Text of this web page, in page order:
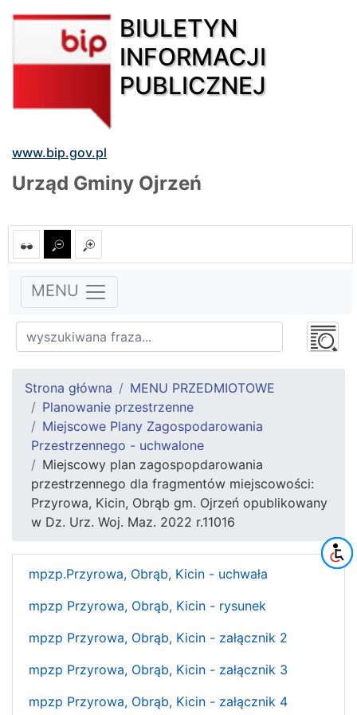
BIULETYN
INFORMACJI
PUBLICZNEJ
www.bip.gov.pl
Urząd Gminy Ojrzeń
MENU
Strona główna
MENU PRZEDMIOTOWE
Planowanie przestrzenne
Miejscowe Plany Zagospodarowania
Przestrzennego - uchwalone
Miejscowy plan zagospopdarowania
przestrzennego dla fragmentów miejscowości:
Przyrowa, Kicin, Obrąb gm. Ojrzeń opublikowany
w Dz. Urz. Woj. Maz. 2022 r.11016
mpzp.Przyrowa, Obrąb, Kicin - uchwała
mpzp Przyrowa, Obrąb, Kicin - rysunek
mpzp Przyrowa, Obrąb, Kicin - załącznik 2
mpzp Przyrowa, Obrąb, Kicin - załącznik 3
mpzp Przyrowa, Obrąb, Kicin - załącznik 4